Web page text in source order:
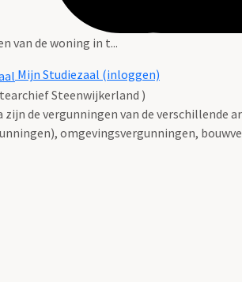
van de woning in t...
Mijn Studiezaal (inloggen)
Steenwijkerland )
zijn de vergunningen van de
omgevingsvergunningen,